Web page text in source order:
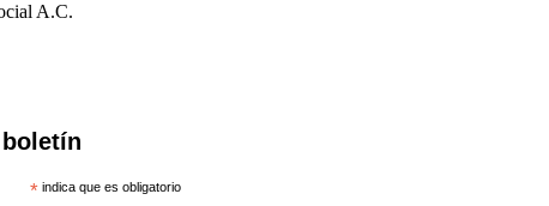
A.C.
*indica que es obligatorio